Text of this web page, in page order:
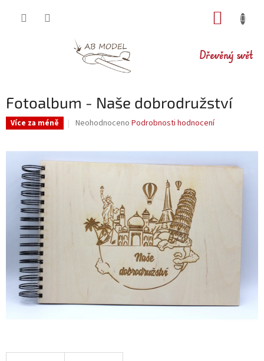
Dřevěný svět
Fotoalbum - Naše dobrodružství
Více za méně
Průměrné
hvězdiček.
Neohodnoceno Podrobnosti hodnocení